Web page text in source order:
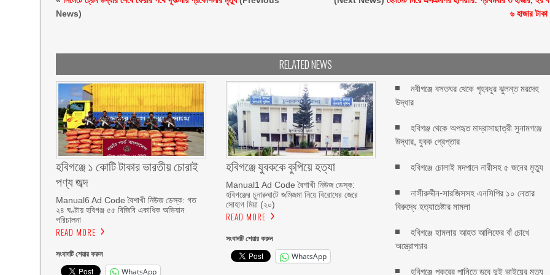
News)
৬ হাজার টাকা
RELATED NEWS
হবিগঞ্জে ১ কোটি টাকার ভারতীয় চোরাই
পণ্য জব্দ
Manual6 Ad Code বৈশাখী নিউজ ডেস্ক: গত
২৪ ঘণ্টায় হবিগঞ্জ ৫৫ বিজিবি একাধিক অভিযান
পরিচালনা
READ MORE
সংবাদটি শেয়ার করুন
WhatsApp
হবিগঞ্জে যুবককে কুপিয়ে হত্যা
Manual1 Ad Code বৈশাখী নিউজ ডেস্ক:
হবিগঞ্জের চুনারুঘাটে জমিজমা নিয়ে বিরোধের জেরে
সোহাগ মিয়া (২০)
READ MORE
সংবাদটি শেয়ার করুন
WhatsApp
নবীগঞ্জে বসতঘর থেকে গৃহবধূর ঝুলন্ত মরদেহ
উদ্ধার
হবিগঞ্জ থেকে অপহৃত মাদ্রাসাছাত্রী সুনামগঞ্জে
উদ্ধার, যুবক গ্রেপ্তার
হবিগঞ্জে চোলাই মদপানে নারীসহ ৫ জনের মৃত্যু
নাসীরুদ্দীন-সারজিসসহ এনসিপির ১০ নেতার
বিরুদ্ধে হত্যাচেষ্টার মামলা
হবিগঞ্জে হামলায় আহত আলিফের বাঁ চোখে
অস্ত্রোপচার
হবিগঞ্জে পুকুরের পানিতে ডুবে দুই ভাইয়ের মৃত্যু